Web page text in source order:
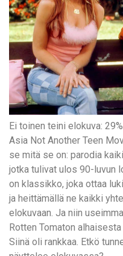
Ei toinen teini elokuva: 29%
Asia Not Another Teen
se mitä se on: parodia
jotka tulivat ulos 90-luvun
on klassikko, joka ottaa
ja heittämällä ne kaikki
elokuvaan. Ja niin
Rotten Tomaton
Siinä oli rankkaa. Etkö